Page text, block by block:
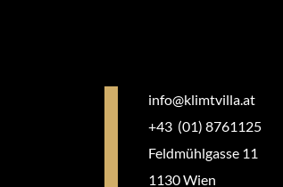
info@klimtvilla.at
+43 (01) 8761125
Feldmühlgasse 11
1130 Wien